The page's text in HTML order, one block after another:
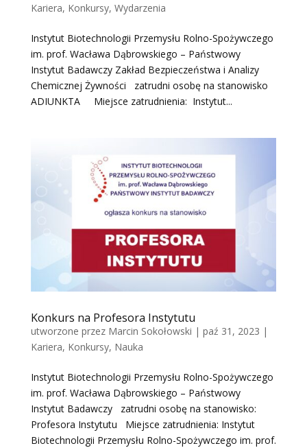
Kariera, Konkursy, Wydarzenia
Instytut Biotechnologii Przemysłu Rolno-Spożywczego
im. prof. Wacława Dąbrowskiego – Państwowy
Instytut Badawczy Zakład Bezpieczeństwa i Analizy
Chemicznej Żywności zatrudni osobę na stanowisko
ADIUNKTA Miejsce zatrudnienia: Instytut...
Konkurs na Profesora Instytutu
utworzone przez Marcin Sokołowski | paź 31, 2023 |
Kariera, Konkursy, Nauka
Instytut Biotechnologii Przemysłu Rolno-Spożywczego
im. prof. Wacława Dąbrowskiego – Państwowy
Instytut Badawczy zatrudni osobę na stanowisko:
Profesora Instytutu Miejsce zatrudnienia: Instytut
Biotechnologii Przemysłu Rolno-Spożywczego im. prof.